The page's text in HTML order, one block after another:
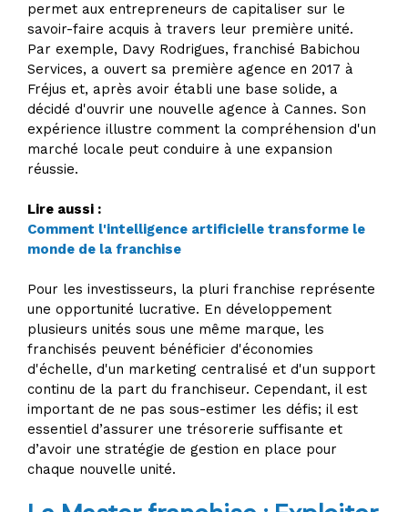
permet aux entrepreneurs de capitaliser sur le
savoir-faire acquis à travers leur première unité.
Par exemple, Davy Rodrigues, franchisé Babichou
Services, a ouvert sa première agence en 2017 à
Fréjus et, après avoir établi une base solide, a
décidé d'ouvrir une nouvelle agence à Cannes. Son
expérience illustre comment la compréhension d'un
marché locale peut conduire à une expansion
réussie.
Lire aussi :
Comment l'intelligence artificielle transforme le
monde de la franchise
Pour les investisseurs, la pluri franchise représente
une opportunité lucrative. En développement
plusieurs unités sous une même marque, les
franchisés peuvent bénéficier d'économies
d'échelle, d'un marketing centralisé et d'un support
continu de la part du franchiseur. Cependant, il est
important de ne pas sous-estimer les défis; il est
essentiel d’assurer une trésorerie suffisante et
d’avoir une stratégie de gestion en place pour
chaque nouvelle unité.